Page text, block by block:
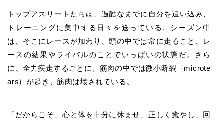
トップアスリートたちは、過酷なまでに自分を追い込み、
トレーニングに集中する日々を送っている。シーズン中
は、そこにレースが加わり、頭の中では常に走ること、レ
ースの結果やライバルのことでいっぱいの状態だ。さら
に、全力疾走するごとに、筋肉の中では微小断裂（microte
ars）が起き、筋肉は壊されている。
「だからこそ、心と体を十分に休ませ、正しく癒やし、回